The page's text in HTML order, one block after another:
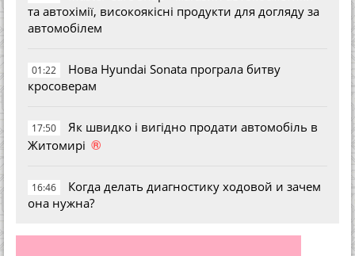
та автохімії, високоякісні продукти для догляду за
автомобілем
01:22
Нова Hyundai Sonata програла битву
кросоверам
17:50
Як швидко і вигідно продати автомобіль в
Житомирі ®
16:46
Когда делать диагностику ходовой и зачем
она нужна?